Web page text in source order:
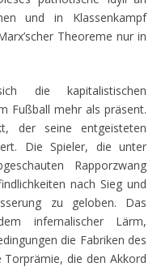
und in Klassenkampf
Theoreme nur in
die kapitalistischen
Fußball mehr als präsent.
der seine entgeisteten
Die Spieler, die unter
Rapporzwang
nach Sieg und
zu geloben. Das
infernalischer Lärm,
die Fabriken des
Torprämie, die den Akkord